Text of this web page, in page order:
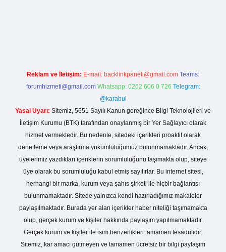
Reklam ve İletişim: E-mail: backlinkpaneli@gmail.com Teams:
forumhizmeti@gmail.com Whatsapp: 0262 606 0 726 Telegram:
@karabul
Yasal Uyarı: Sitemiz, 5651 Sayılı Kanun gereğince Bilgi Teknolojileri ve
İletişim Kurumu (BTK) tarafından onaylanmış bir Yer Sağlayıcı olarak
hizmet vermektedir. Bu nedenle, sitedeki içerikleri proaktif olarak
denetleme veya araştırma yükümlülüğümüz bulunmamaktadır. Ancak,
üyelerimiz yazdıkları içeriklerin sorumluluğunu taşımakta olup, siteye
üye olarak bu sorumluluğu kabul etmiş sayılırlar. Bu internet sitesi,
herhangi bir marka, kurum veya şahıs şirketi ile hiçbir bağlantısı
bulunmamaktadır. Sitede yalnızca kendi hazırladığımız makaleler
paylaşılmaktadır. Burada yer alan içerikler haber niteliği taşımamakta
olup, gerçek kurum ve kişiler hakkında paylaşım yapılmamaktadır.
Gerçek kurum ve kişiler ile isim benzerlikleri tamamen tesadüfidir.
Sitemiz, kar amacı gütmeyen ve tamamen ücretsiz bir bilgi paylaşım